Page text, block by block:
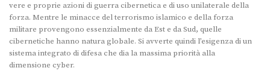
vere e proprie azioni di guerra cibernetica e di uso unilaterale della
forza. Mentre le minacce del terrorismo islamico e della forza
militare provengono essenzialmente da Est e da Sud, quelle
cibernetiche hanno natura globale. Si avverte quindi l’esigenza di un
sistema integrato di difesa che dia la massima priorità alla
dimensione cyber.